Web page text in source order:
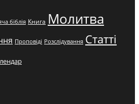
біблія Книга Молитва
Проповіді Розслідування Статті